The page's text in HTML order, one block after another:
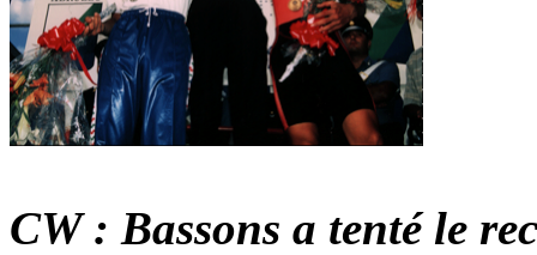
CW : Bassons a tenté le